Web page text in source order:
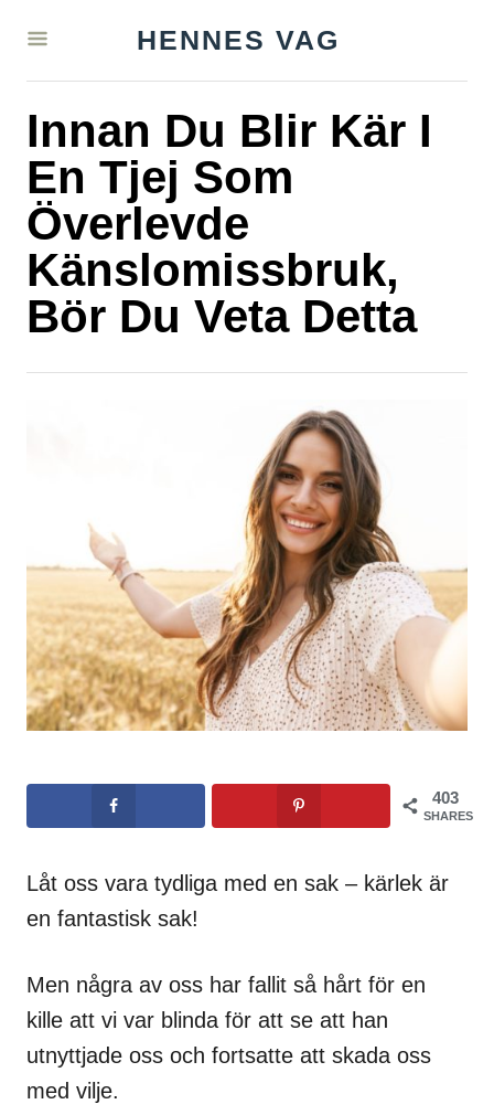
HENNES VAG
Innan Du Blir Kär I
En Tjej Som
Överlevde
Känslomissbruk,
Bör Du Veta Detta
403
SHARES
Låt oss vara tydliga med en sak – kärlek är
en fantastisk sak!
Men några av oss har fallit så hårt för en
kille att vi var blinda för att se att han
utnyttjade oss och fortsatte att skada oss
med vilje.